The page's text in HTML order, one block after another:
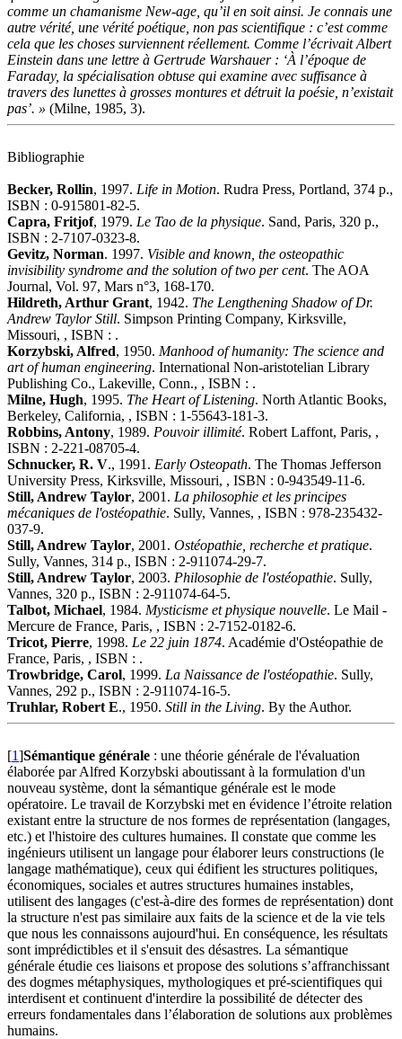
comme un chamanisme New-age, qu’il en soit ainsi. Je connais une
autre vérité, une vérité poétique, non pas scientifique : c’est comme
cela que les choses surviennent réellement. Comme l’écrivait Albert
Einstein dans une lettre à Gertrude Warshauer : ‘À l’époque de
Faraday, la spécialisation obtuse qui examine avec suffisance à
travers des lunettes à grosses montures et détruit la poésie, n’existait
pas’. » (Milne, 1985, 3).
Bibliographie
Becker, Rollin, 1997. Life in Motion. Rudra Press, Portland, 374 p.,
ISBN : 0-915801-82-5.
Capra, Fritjof, 1979. Le Tao de la physique. Sand, Paris, 320 p.,
ISBN : 2-7107-0323-8.
Gevitz, Norman. 1997. Visible and known, the osteopathic
invisibility syndrome and the solution of two per cent. The AOA
Journal, Vol. 97, Mars n°3, 168-170.
Hildreth, Arthur Grant, 1942. The Lengthening Shadow of Dr.
Andrew Taylor Still. Simpson Printing Company, Kirksville,
Missouri, , ISBN : .
Korzybski, Alfred, 1950. Manhood of humanity: The science and
art of human engineering. International Non-aristotelian Library
Publishing Co., Lakeville, Conn., , ISBN : .
Milne, Hugh, 1995. The Heart of Listening. North Atlantic Books,
Berkeley, California, , ISBN : 1-55643-181-3.
Robbins, Antony, 1989. Pouvoir illimité. Robert Laffont, Paris, ,
ISBN : 2-221-08705-4.
Schnucker, R. V., 1991. Early Osteopath. The Thomas Jefferson
University Press, Kirksville, Missouri, , ISBN : 0-943549-11-6.
Still, Andrew Taylor, 2001. La philosophie et les principes
mécaniques de l'ostéopathie. Sully, Vannes, , ISBN : 978-235432-
037-9.
Still, Andrew Taylor, 2001. Ostéopathie, recherche et pratique.
Sully, Vannes, 314 p., ISBN : 2-911074-29-7.
Still, Andrew Taylor, 2003. Philosophie de l'ostéopathie. Sully,
Vannes, 320 p., ISBN : 2-911074-64-5.
Talbot, Michael, 1984. Mysticisme et physique nouvelle. Le Mail -
Mercure de France, Paris, , ISBN : 2-7152-0182-6.
Tricot, Pierre, 1998. Le 22 juin 1874. Académie d'Ostéopathie de
France, Paris, , ISBN : .
Trowbridge, Carol, 1999. La Naissance de l'ostéopathie. Sully,
Vannes, 292 p., ISBN : 2-911074-16-5.
Truhlar, Robert E., 1950. Still in the Living. By the Author.
[1]Sémantique générale : une théorie générale de l'évaluation
élaborée par Alfred Korzybski aboutissant à la formulation d'un
nouveau système, dont la sémantique générale est le mode
opératoire. Le travail de Korzybski met en évidence l’étroite relation
existant entre la structure de nos formes de représentation (langages,
etc.) et l'histoire des cultures humaines. Il constate que comme les
ingénieurs utilisent un langage pour élaborer leurs constructions (le
langage mathématique), ceux qui édifient les structures politiques,
économiques, sociales et autres structures humaines instables,
utilisent des langages (c'est-à-dire des formes de représentation) dont
la structure n'est pas similaire aux faits de la science et de la vie tels
que nous les connaissons aujourd'hui. En conséquence, les résultats
sont imprédictibles et il s'ensuit des désastres. La sémantique
générale étudie ces liaisons et propose des solutions s’affranchissant
des dogmes métaphysiques, mythologiques et pré-scientifiques qui
interdisent et continuent d'interdire la possibilité de détecter des
erreurs fondamentales dans l’élaboration de solutions aux problèmes
humains.